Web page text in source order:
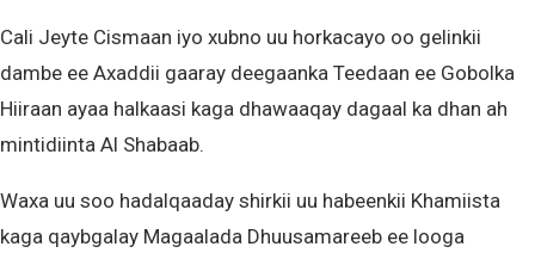
Cali Jeyte Cismaan iyo xubno uu horkacayo oo gelinkii
dambe ee Axaddii gaaray deegaanka Teedaan ee Gobolka
Hiiraan ayaa halkaasi kaga dhawaaqay dagaal ka dhan ah
mintidiinta Al Shabaab.
Waxa uu soo hadalqaaday shirkii uu habeenkii Khamiista
kaga qaybgalay Magaalada Dhuusamareeb ee looga